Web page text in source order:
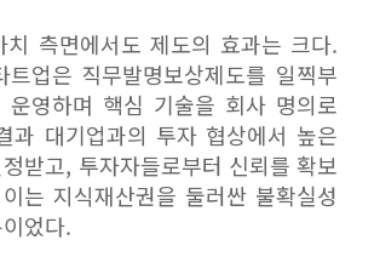
치 측면에서도 제도의 효과는 크다.
업은 직무발명보상제도를 일찍부
운영하며 핵심 기술을 회사 명의로
과 대기업과의 투자 협상에서 높은
받고, 투자자들로부터 신뢰를 확보
는 지식재산권을 둘러싼 불확실성
었다.